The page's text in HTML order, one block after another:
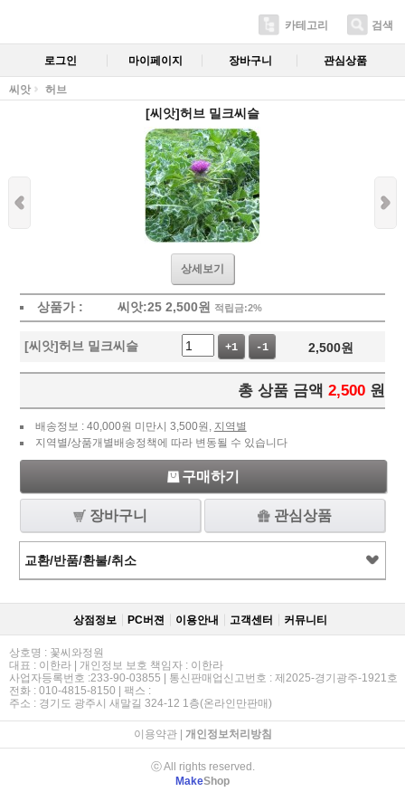
카테고리 검색
로그인 마이페이지 장바구니 관심상품
씨앗 허브
[씨앗]허브 밀크씨슬
상세보기
상품가 : 씨앗:25 2,500원 적립금:2%
[씨앗]허브 밀크씨슬 +1 -1 2,500원
총 상품 금액 2,500 원
배송정보 : 40,000원 미만시 3,500원, 지역별
지역별/상품개별배송정책에 따라 변동될 수 있습니다
구매하기
장바구니 관심상품
교환/반품/환불/취소
상점정보 PC버젼 이용안내 고객센터 커뮤니티
상호명 : 꽃씨와정원
대표 : 이한라 | 개인정보 보호 책임자 : 이한라
사업자등록번호 :233-90-03855 | 통신판매업신고번호 : 제2025-경기광주-1921호
전화 : 010-4815-8150 | 팩스 :
주소 : 경기도 광주시 새말길 324-12 1층(온라인만판매)
이용약관| 개인정보처리방침
ⓒ All rights reserved.
MakeShop